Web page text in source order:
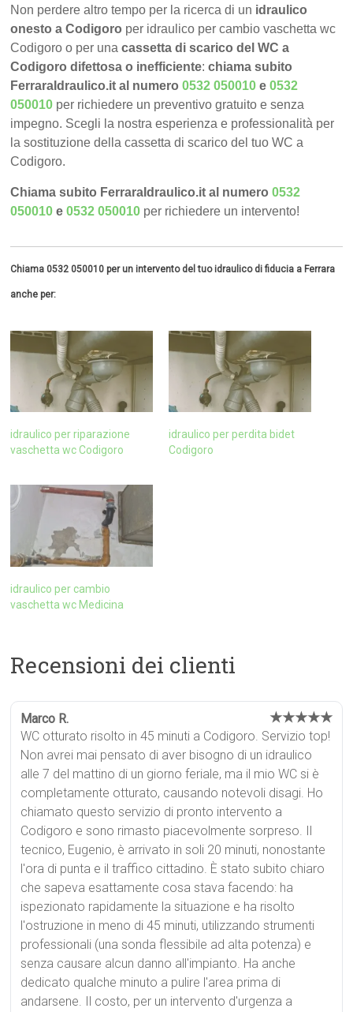
Non perdere altro tempo per la ricerca di un idraulico
onesto a Codigoro per idraulico per cambio vaschetta wc
Codigoro o per unacassetta di scarico del WC a
Codigoro difettosa o inefficiente:chiama subito
FerraraIdraulico.it al numero0532 050010 e0532
050010 per richiedere un preventivo gratuito e senza
impegno. Scegli la nostra esperienza e professionalità per
la sostituzione della cassetta di scarico del tuo WC a
Codigoro.
Chiama subito FerraraIdraulico.it al numero0532
050010 e0532 050010 per richiedere un intervento!
Chiama 0532 050010 per un intervento del tuo idraulico di fiducia a Ferrara
anche per:
idraulico per riparazione
vaschetta wc Codigoro
idraulico per perdita bidet
Codigoro
idraulico per cambio
vaschetta wc Medicina
Recensioni dei clienti
Marco R. ★★★★★
WC otturato risolto in 45 minuti a Codigoro. Servizio top!
Non avrei mai pensato di aver bisogno di un idraulico
alle 7 del mattino di un giorno feriale, ma il mio WC si è
completamente otturato, causando notevoli disagi. Ho
chiamato questo servizio di pronto intervento a
Codigoro e sono rimasto piacevolmente sorpreso. Il
tecnico, Eugenio, è arrivato in soli 20 minuti, nonostante
l'ora di punta e il traffico cittadino. È stato subito chiaro
che sapeva esattamente cosa stava facendo: ha
ispezionato rapidamente la situazione e ha risolto
l'ostruzione in meno di 45 minuti, utilizzando strumenti
professionali (una sonda flessibile ad alta potenza) e
senza causare alcun danno all'impianto. Ha anche
dedicato qualche minuto a pulire l'area prima di
andarsene. Il costo, per un intervento d'urgenza a